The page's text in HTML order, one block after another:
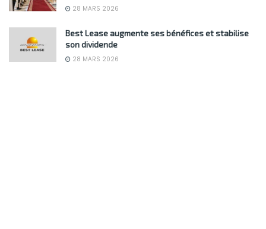
28 MARS 2026
Best Lease augmente ses bénéfices et stabilise
son dividende
28 MARS 2026